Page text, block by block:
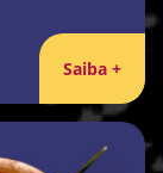
Saiba +